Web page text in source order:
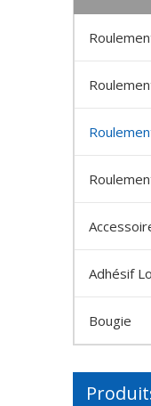
Adhésif
Bougie